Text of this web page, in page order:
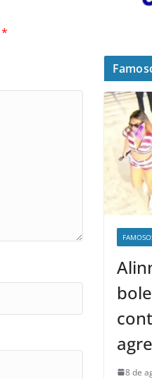
*
8 de